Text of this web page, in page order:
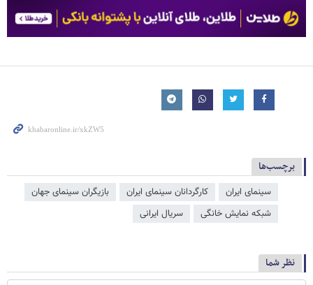
برچسب‌ها
سینمای ایران کارگردانان سینمای ایران
بازیگران سینمای جهان
شبکه نمایش خانگی
سریال ایرانی
نظر شما